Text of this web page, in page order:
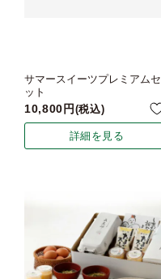
サマースイーツプレミアムセ
ット
10,800 税込
詳細を見る